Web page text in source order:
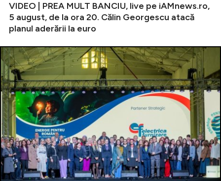
VIDEO | PREA MULT BANCIU, live pe iAMnews.ro,
5 august, de la ora 20. Călin Georgescu atacă
planul aderării la euro